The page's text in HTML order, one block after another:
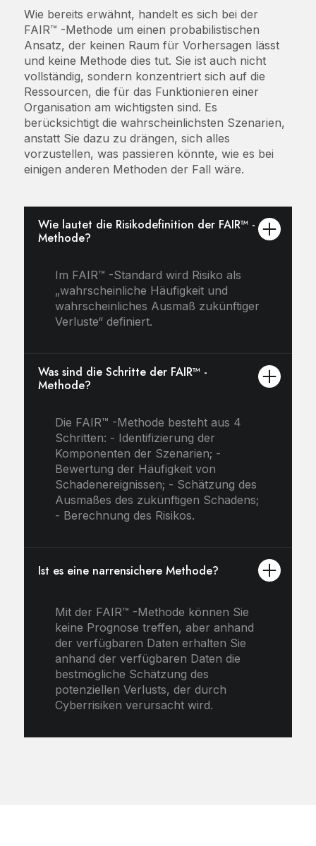
Wie bereits erwähnt, handelt es sich bei der
FAIR™ -Methode um einen probabilistischen
Ansatz, der keinen Raum für Vorhersagen lässt
und keine Methode dies tut. Sie ist auch nicht
vollständig, sondern konzentriert sich auf die
Ressourcen, die für das Funktionieren einer
Organisation am wichtigsten sind. Es
berücksichtigt die wahrscheinlichsten Szenarien,
anstatt Sie dazu zu drängen, sich alles
vorzustellen, was passieren könnte, wie es bei
einigen anderen Methoden der Fall wäre.
Wie lautet die Risikodefinition der FAIR™ -
Methode?
Im FAIR™ -Standard wird Risiko als
„wahrscheinliche Häufigkeit und
wahrscheinliches Ausmaß zukünftiger
Verluste“ definiert.
Was sind die Schritte der FAIR™ -
Methode?
Die FAIR™ -Methode besteht aus 4
Schritten: - Identifizierung der
Komponenten der Szenarien; -
Bewertung der Häufigkeit von
Schadenereignissen; - Schätzung des
Ausmaßes des zukünftigen Schadens;
- Berechnung des Risikos.
Ist es eine narrensichere Methode?
Mit der FAIR™ -Methode können Sie
keine Prognose treffen, aber anhand
der verfügbaren Daten erhalten Sie
anhand der verfügbaren Daten die
bestmögliche Schätzung des
potenziellen Verlusts, der durch
Cyberrisiken verursacht wird.